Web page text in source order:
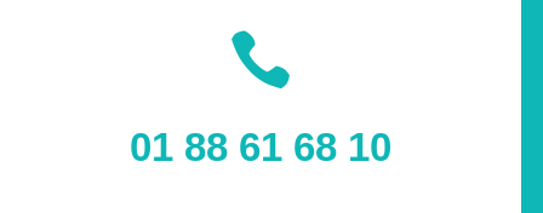

01 88 61 68 10